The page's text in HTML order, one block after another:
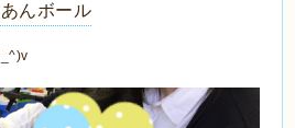
んボール